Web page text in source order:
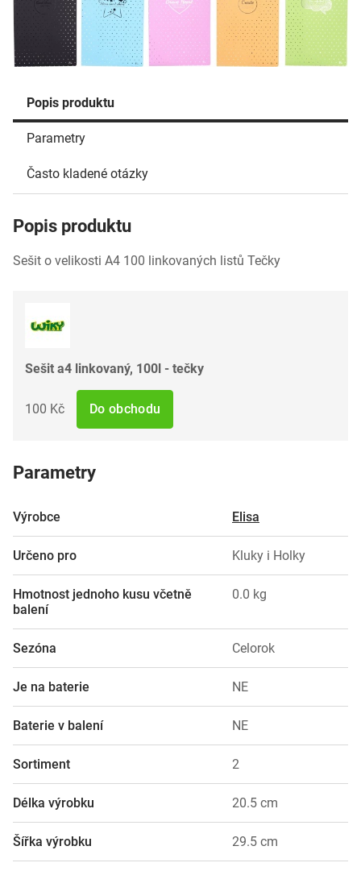
Popis produktu
Parametry
Často kladené otázky
Popis produktu
Sešit o velikosti A4 100 linkovaných listů Tečky
Sešit a4 linkovaný, 100l - tečky
100 Kč Do obchodu
Parametry
Výrobce Elisa
Určeno pro Kluky i Holky
Hmotnost jednoho kusu včetně
balení
0.0 kg
Sezóna Celorok
Je na baterie NE
Baterie v balení NE
Sortiment 2
Délka výrobku 20.5 cm
Šířka výrobku 29.5 cm